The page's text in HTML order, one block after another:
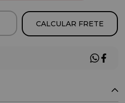
CALCULAR FRETE